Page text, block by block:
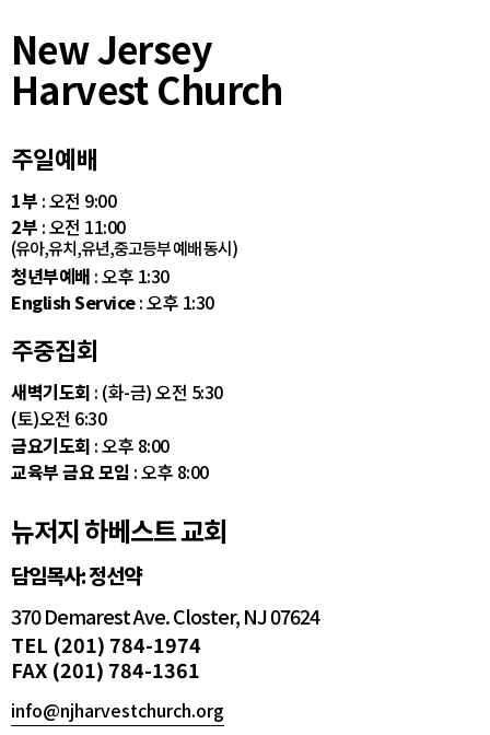
New Jersey
Harvest Church
주일예배
1부 : 오전 9:00
2부 : 오전 11:00
(유아,유치,유년,중고등부 예배 동시)
청년부예배 : 오후 1:30
English Service: 오후 1:30
주중집회
새벽기도회 : (화-금) 오전 5:30
(토)오전 6:30
금요기도회 : 오후 8:00
교육부 금요 모임 : 오후 8:00
뉴저지 하베스트 교회
담임목사: 정선약
370 Demarest Ave. Closter, NJ 07624
TEL (201) 784-1974
FAX (201) 784-1361
info@njharvestchurch.org